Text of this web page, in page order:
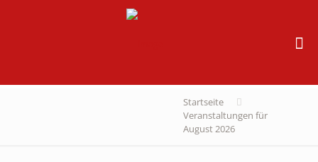
Startseite
Veranstaltungen für
August 2026